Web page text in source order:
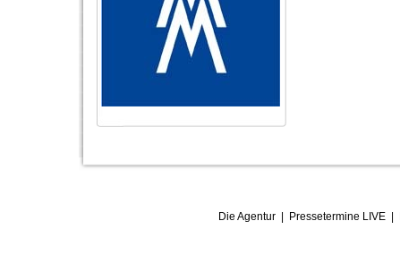
Die Agentur| Pressetermine LIVE|